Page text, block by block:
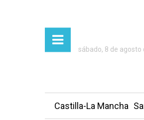
sábado, 8 de agosto
Castilla-La Mancha